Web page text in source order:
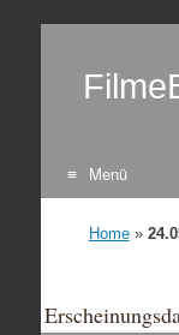
Menü
Home»